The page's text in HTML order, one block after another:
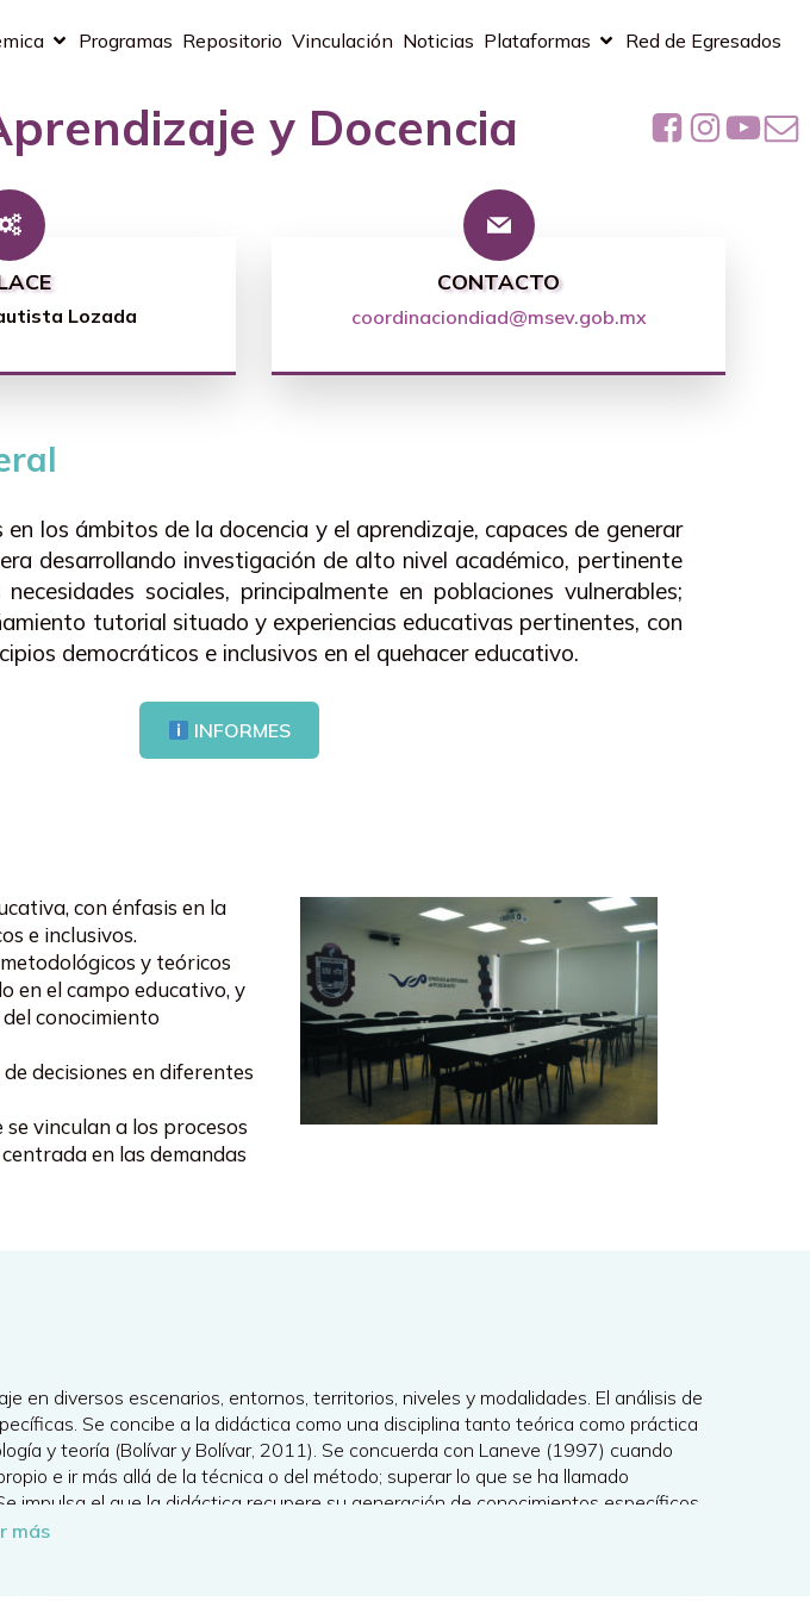
Programas Repositorio Vinculación Noticias Plataformas Red de Egresados
y Docencia
Lozada
CONTACTO
coordinaciondiad@msev.gob.mx
los ámbitos de la docencia y el aprendizaje, capaces de generar
desarrollando investigación de alto nivel académico, pertinente
sociales, principalmente en poblaciones vulnerables;
tutorial situado y experiencias educativas pertinentes, con
democráticos e inclusivos en el quehacer educativo.
INFORMES
con énfasis en la
e inclusivos.
y teóricos
en el campo educativo, y
conocimiento
decisiones en diferentes
vinculan a los procesos
en las demandas
en diversos escenarios, entornos, territorios, niveles y modalidades. El análisis de
Se concibe a la didáctica como una disciplina tanto teórica como práctica
y teoría (Bolívar y Bolívar, 2011). Se concuerda con Laneve (1997) cuando
e ir más allá de la técnica o del método; superar lo que se ha llamado
impulsa el que la didáctica recupere su generación de conocimientos específicos
más